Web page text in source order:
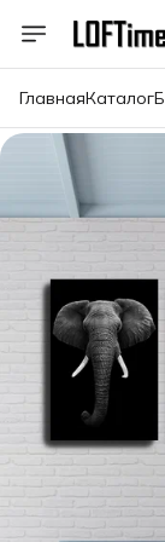
ГлавнаяКаталог